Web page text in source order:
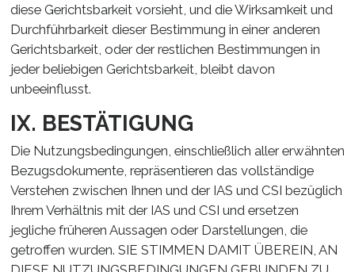
diese Gerichtsbarkeit vorsieht, und die Wirksamkeit und
Durchführbarkeit dieser Bestimmung in einer anderen
Gerichtsbarkeit, oder der restlichen Bestimmungen in
jeder beliebigen Gerichtsbarkeit, bleibt davon
unbeeinflusst.
IX. BESTÄTIGUNG
Die Nutzungsbedingungen, einschließlich aller erwähnten
Bezugsdokumente, repräsentieren das vollständige
Verstehen zwischen Ihnen und der IAS und CSI bezüglich
Ihrem Verhältnis mit der IAS und CSI und ersetzen
jegliche früheren Aussagen oder Darstellungen, die
getroffen wurden. SIE STIMMEN DAMIT ÜBEREIN, AN